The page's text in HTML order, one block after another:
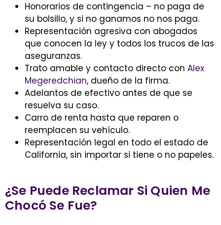
Honorarios de contingencia – no paga de
su bolsillo, y si no ganamos no nos paga.
Representación agresiva con abogados
que conocen la ley y todos los trucos de las
aseguranzas.
Trato amable y contacto directo con Alex
Megeredchian, dueño de la firma.
Adelantos de efectivo antes de que se
resuelva su caso.
Carro de renta hasta que reparen o
reemplacen su vehículo.
Representación legal en todo el estado de
California, sin importar si tiene o no papeles.
¿Se Puede Reclamar Si Quien Me
Chocó Se Fue?